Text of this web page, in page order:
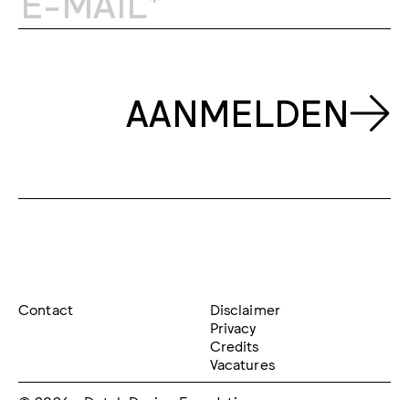
AANMELDEN
Contact
Disclaimer
Privacy
Credits
Vacatures